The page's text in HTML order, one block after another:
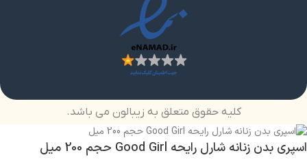
کلیه حقوق متعلق به زیبالون می باشد.
اسپری بدن زنانه شارل رایحه Good Girl حجم 200 میل